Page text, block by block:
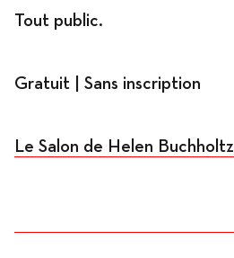
Tout public.
Gratuit | Sans inscription
Le Salon de Helen Buchholtz